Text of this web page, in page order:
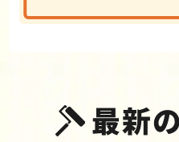
最新の